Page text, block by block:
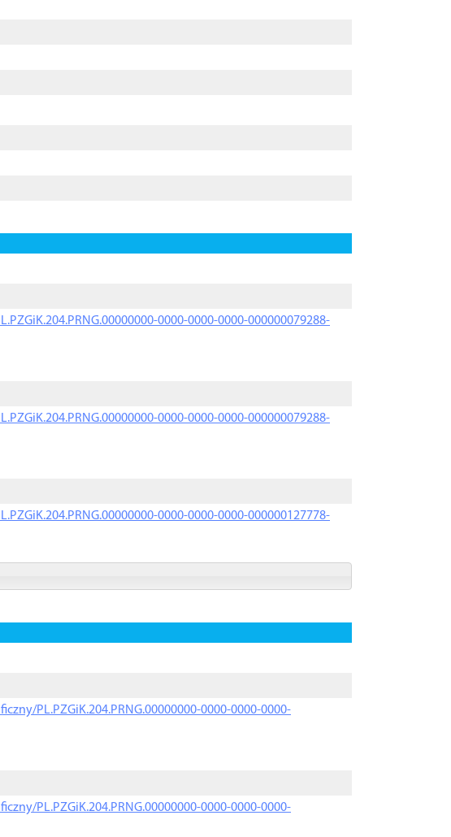
0000-0000-0000-000000079288-
0000-0000-0000-000000079288-
0000-0000-0000-000000127778-
PL.PZGiK.204.PRNG.00000000-0000-0000-0000-
PL.PZGiK.204.PRNG.00000000-0000-0000-0000-